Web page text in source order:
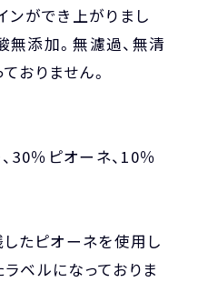
ンができ上がりまし
無添加。無濾過、無清
おりません。
30％ピオーネ、10％
たピオーネを使用し
ベルになっておりま